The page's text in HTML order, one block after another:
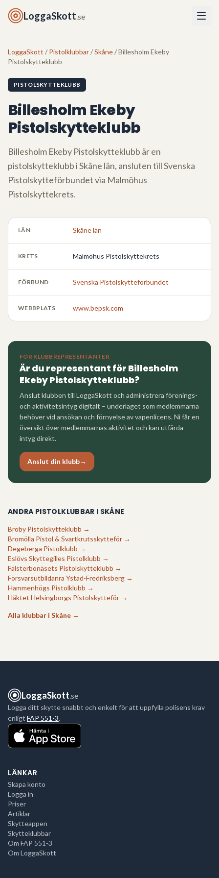
LoggaSkott.se
LoggaSkott / Pistolklubbar/Skåne/ Billesholm Ekeby
Pistolskytteklubb
PISTOLSKYTTEKLUBB
Billesholm Ekeby
Pistolskytteklubb
Billesholm Ekeby Pistolskytteklubb är en
pistolskytteklubb iSkåne län, ansluten till Svenska
Pistolskytteförbundet via Malmöhus
Pistolskyttekrets.
LÄN Skåne län
KRETS Malmöhus Pistolskyttekrets
FÖRBUND Svenska Pistolskytteförbundet
WEBBPLATS www.bepsk.com
FÖR KLUBBREPRESENTANTER
Är du representant för Billesholm
Ekeby Pistolskytteklubb?
Anslut klubben till LoggaSkott och administrera förenings-
och aktivitetsintyg digitalt – underlaget som medlemmarna
behöver vid ansökan och förnyelse av vapenlicens. Ni får en
översikt över medlemmarnas aktivitet och kan utfärda
intyg direkt.
Anslut din klubb→
ANDRA PISTOLKLUBBAR I SKÅNE
Broby Pistolskytteklubb →
Bromölla Pistol & Svartkrutsskytteför →
Degeberga Pistolklubb →
Eslövs Skyttegilles Pistolklubb →
Falsterbonäsets Pistolskytteklubb →
Försvarsutbildanra Ystad-Fredriksberg →
Hammenhögs Pistolklubb →
Häktet Helsingborgs Pistolskytteför →
Alla klubbar i Skåne →
LoggaSkott.se
Logga ditt skytte snabbt och enkelt för att uppfylla polisens krav
enligt FAP 551-3.
LÄNKAR
Skapa konto
Logga in
Priser
Artiklar
Skytteappen
Skytteklubbar
Om FAP 551-3
Om LoggaSkott